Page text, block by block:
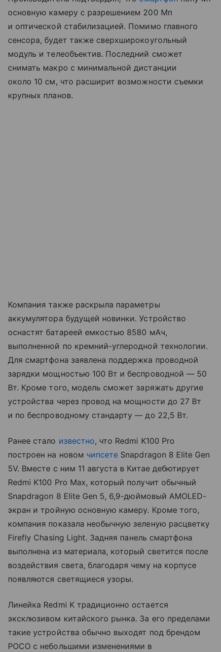
основную камеру с разрешением 200 Мп
и оптической стабилизацией. Помимо главного
сенсора, будет также сверхширокоугольный
модуль и телеобъектив. Последний сможет
снимать макро с минимальной дистанции
около 10 см, что расширит возможности съемки
крупных планов.
Компания также раскрыла параметры
аккумулятора будущей новинки. Устройство
оснастят батареей емкостью 8580 мАч,
выполненной по кремний-углеродной технологии.
Для смартфона заявлена поддержка проводной
зарядки мощностью 100 Вт и беспроводной — 50
Вт. Кроме того, модель сможет заряжать другие
устройства через провод на мощности до 27 Вт
и по беспроводному стандарту — до 22,5 Вт.
Ранее стало известно, что Redmi K100 Pro
построен на новом чипсете Snapdragon 8 Elite Gen
5V. Вместе с ним 11 августа в Китае дебютирует
Redmi K100 Pro Max, который получит обычный
Snapdragon 8 Elite Gen 5, 6,9-дюймовый AMOLED-
экран и тройную основную камеру. Кроме того,
компания показала необычную зеленую расцветку
Firefly Chasing Light. Задняя панель смартфона
выполнена из материала, который светится после
воздействия света, благодаря чему на корпусе
появляются светящиеся узоры.
Линейка Redmi K традиционно остается
эксклюзивом китайского рынка. За его пределами
такие устройства обычно выходят под брендом
POCO с небольшими изменениями в